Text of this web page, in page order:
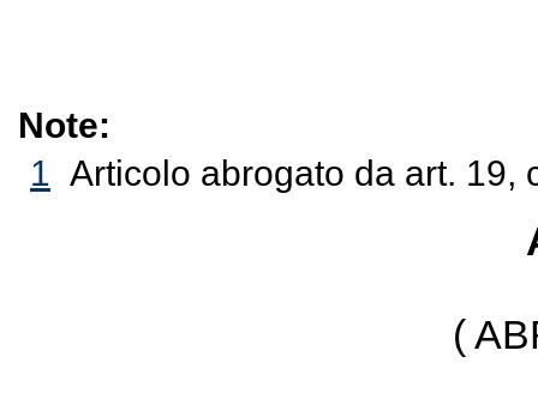
Note:
1 Articolo abrogato da art. 19,
(